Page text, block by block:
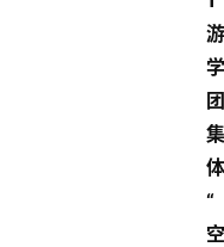
游
学
团
集
体
“
空